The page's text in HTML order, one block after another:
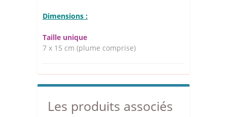
Dimensions :
Taille unique
7 x 15 cm (plume comprise)
Les produits associés